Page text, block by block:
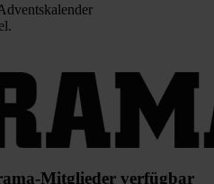
Mitglieder verfügbar